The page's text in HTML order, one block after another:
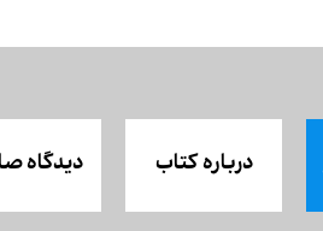
درباره کتاب دیدگاه